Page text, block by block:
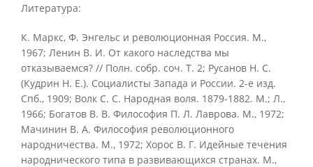
Литература:
К. Маркс, Ф. Энгельс и революционная Россия. М.,
1967; Ленин В. И. От какого наследства мы
отказываемся? // Полн. собр. соч. Т. 2; Русанов Н. С.
(Кудрин Н. Е.). Социалисты Запада и России. 2-е изд.
Спб., 1909; Волк С. С. Народная воля. 1879-1882. М.; Л.,
1966; Богатов В. В. Философия П. Л. Лаврова. М., 1972;
Мачинин В. А. Философия революционного
народничества. М., 1972; Хорос В. Г. Идейные течения
народнического типа в развивающихся странах. М.,